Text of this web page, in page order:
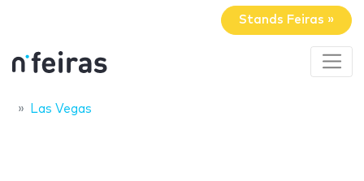
Stands Feiras »
Las Vegas